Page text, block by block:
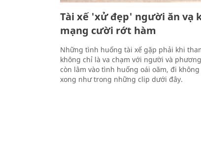
Tài xế 'xử đẹp' người ăn vạ
mạng cười rớt hàm
Những tình huống tài xế gặp phải khi
không chỉ là va chạm với người và
còn lâm vào tình huống oái oăm, đi
xong như trong những clip dưới đây.